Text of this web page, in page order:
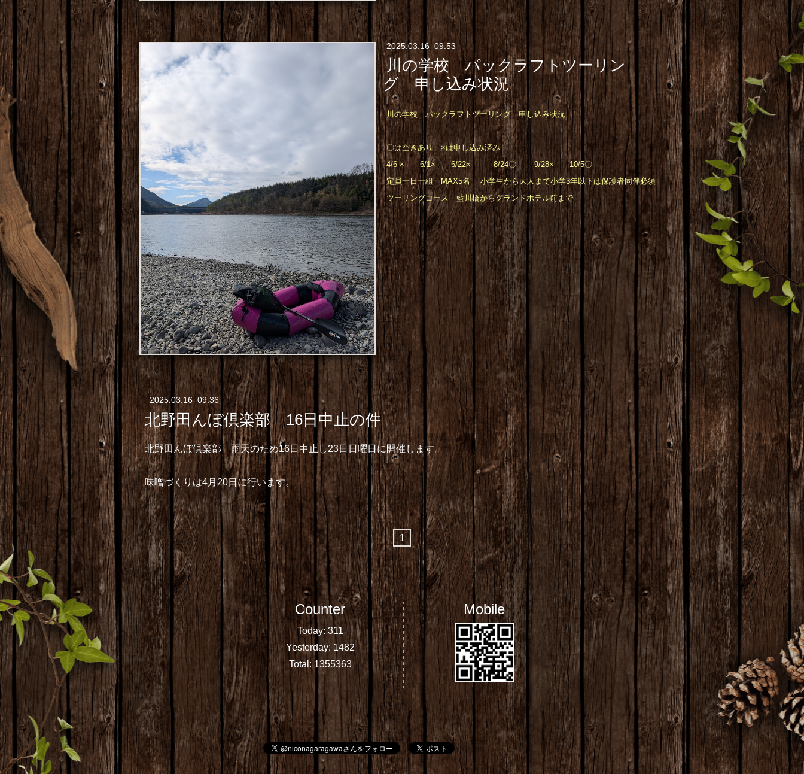
2025.03. 16 09:53
川の学校 パックラフトツーリン
グ 申し込み状況
川の学校 パックラフトツーリング 申し込み状況
〇は空きあり ×は申し込み済み
4/6 × 6/1× 6/22× 8/24〇 9/28× 10/5〇
定員一日一組 MAX5名 小学生から大人まで小学3年以下は保護者同伴必須
ツーリングコース 藍川橋からグランドホテル前まで
2025.03.16 09:36
北野田んぼ倶楽部 16日中止の件
北野田んぼ倶楽部 雨天のため16日中止し23日日曜日に開催します。
味噌づくりは4月20日に行います。
1
Counter
Today: 311
Yesterday: 1482
Total:1355363
Mobile